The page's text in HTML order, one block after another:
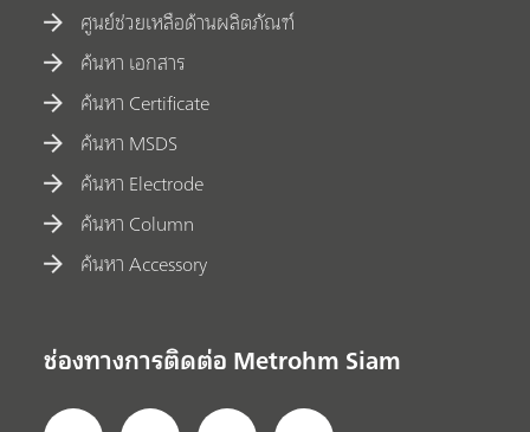
ศูนย์ช่วยเหลือด้านผลิตภัณฑ์
ค้นหา เอกสาร
ค้นหา Certificate
ค้นหา MSDS
ค้นหา Electrode
ค้นหา Column
ค้นหา Accessory
ช่องทางการติดต่อ Metrohm Siam